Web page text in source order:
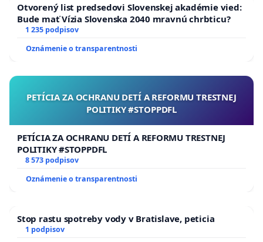
Otvorený list predsedovi Slovenskej akadémie vied:
Bude mať Vízia Slovenska 2040 mravnú chrbticu?
1 235 podpisov
Oznámenie o transparentnosti
PETÍCIA ZA OCHRANU DETÍ A REFORMU TRESTNEJ
POLITIKY #STOPPDFL
PETÍCIA ZA OCHRANU DETÍ A REFORMU TRESTNEJ
POLITIKY #STOPPDFL
8 573 podpisov
Oznámenie o transparentnosti
Stop rastu spotreby vody v Bratislave, peticia
1 podpisov